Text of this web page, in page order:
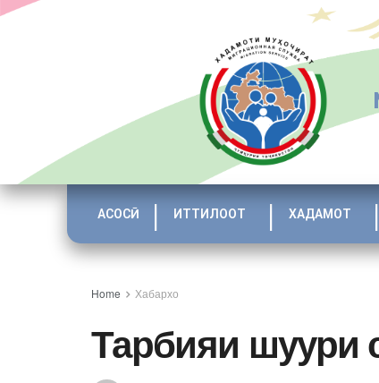
АСОСӢ ИТТИЛООТ ХАДАМОТ
Home Хабархо
Тарбияи шуури